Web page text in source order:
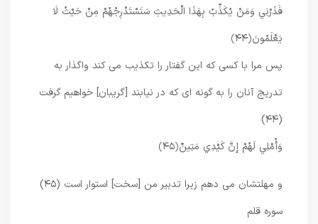
فَذَرْنِي وَمَنْ يُكَذِّبُ بِهَذَا الْحَدِيثِ سَنَسْتَدْرِجُهُمْ مِنْ حَيْثُ لَا
يَعْلَمُونَ﴿۴۴﴾
پس مرا با كسى كه اين گفتار را تكذيب مى ‏كند واگذار به
تدريج آنان را به گونه‏ اى كه در نيابند [گريبان] خواهيم گرفت
(۴۴)
وَأُمْلِي لَهُمْ إِنَّ كَيْدِي مَتِينٌ﴿۴۵﴾
و مهلتشان مى‏ دهم زيرا تدبير من [سخت] استوار است (۴۵)
سوره قلم